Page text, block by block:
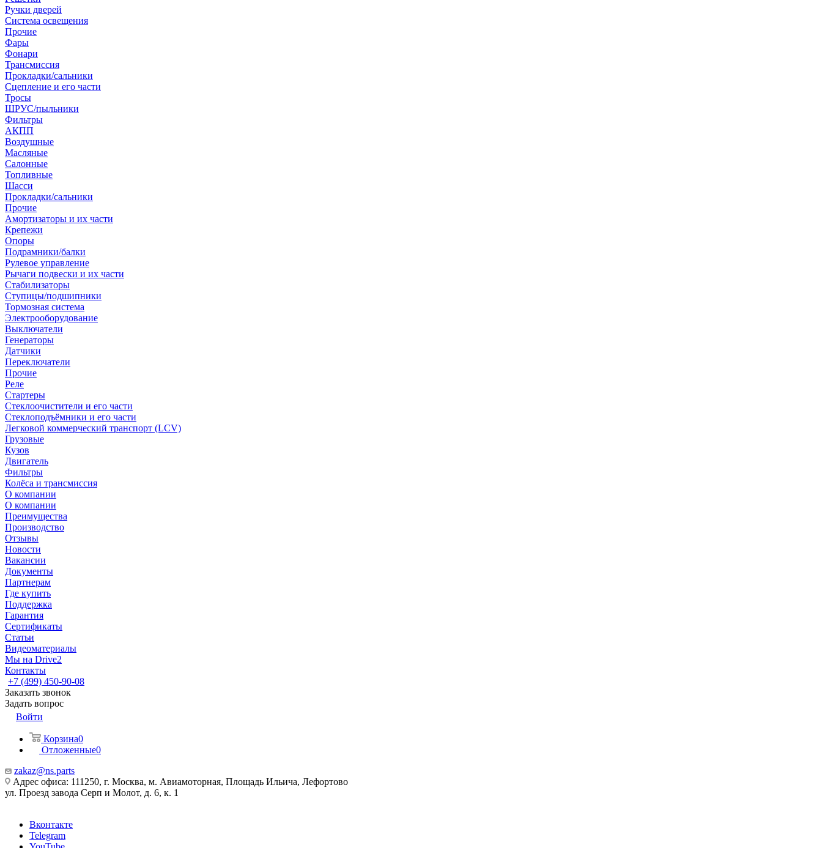
Ручки дверей
Система освещения
Прочие
Фары
Фонари
Трансмиссия
Прокладки/сальники
Сцепление и его части
Тросы
ШРУС/пыльники
Фильтры
АКПП
Воздушные
Масляные
Салонные
Топливные
Шасси
Прокладки/сальники
Прочие
Амортизаторы и их части
Крепежи
Опоры
Подрамники/балки
Рулевое управление
Рычаги подвески и их части
Стабилизаторы
Ступицы/подшипники
Тормозная система
Электрооборудование
Выключатели
Генераторы
Датчики
Переключатели
Прочие
Реле
Стартеры
Стеклоочистители и его части
Стеклоподъёмники и его части
Легковой коммерческий транспорт (LCV)
Грузовые
Кузов
Двигатель
Фильтры
Колёса и трансмиссия
О компании
О компании
Преимущества
Производство
Отзывы
Новости
Вакансии
Документы
Партнерам
Где купить
Поддержка
Гарантия
Сертификаты
Статьи
Видеоматериалы
Мы на Drive2
Контакты
+7 (499) 450-90-08
Заказать звонок
Задать вопрос
Войти
Корзина0
Отложенные0
zakaz@ns.parts
Адрес офиса: 111250, г. Москва, м. Авиамоторная, Площадь Ильича, Лефортово
ул. Проезд завода Серп и Молот, д. 6, к. 1
Вконтакте
Telegram